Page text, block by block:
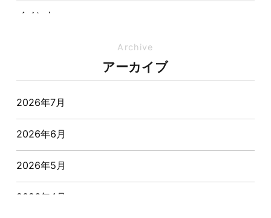
イベント
オーナー様からの質問
おすすめ物件
お客様インタビュー
お客様の声
Archive
アーカイブ
2026年7月
2026年6月
2026年5月
2026年4月